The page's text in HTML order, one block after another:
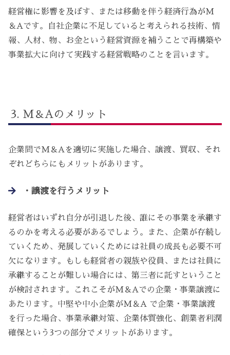
経営権に影響を及ぼす、または移動を伴う経済行為がM
＆Aです。自社企業に不足していると考えられる技術、情
報、人材、物、お金という経営資源を補うことで再構築や
事業拡大に向けて実践する経営戦略のことを言います。
M＆Aのメリット
企業間でM＆Aを適切に実施した場合、譲渡、買収、それ
ぞれどちらにもメリットがあります。
・譲渡を行うメリット
経営者はいずれ自分が引退した後、誰にその事業を承継す
るのかを考える必要があるでしょう。また、企業が存続し
ていくため、発展していくためには社員の成長も必要不可
欠になります。もしも経営者の親族や役員、または社員に
承継することが難しい場合には、第三者に託すということ
が検討されます。これこそがM＆Aでの企業・事業譲渡に
あたります。中堅や中小企業がM＆A で企業・事業譲渡
を行った場合、事業承継対策、企業体質強化、創業者利潤
確保という3つの部分でメリットがあります。